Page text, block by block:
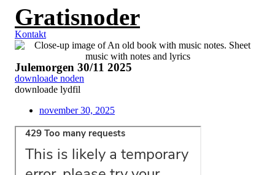
Videre
indhold
Gratisnoder
Kontakt
Julemorgen 30/11 2025
downloade noden
downloade lydfil
november 30, 2025